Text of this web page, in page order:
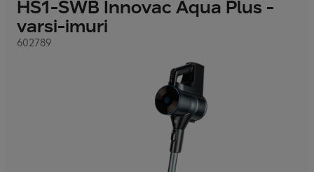
HS1-SWB Innovac Aqua Plus -
varsi-imuri
602789